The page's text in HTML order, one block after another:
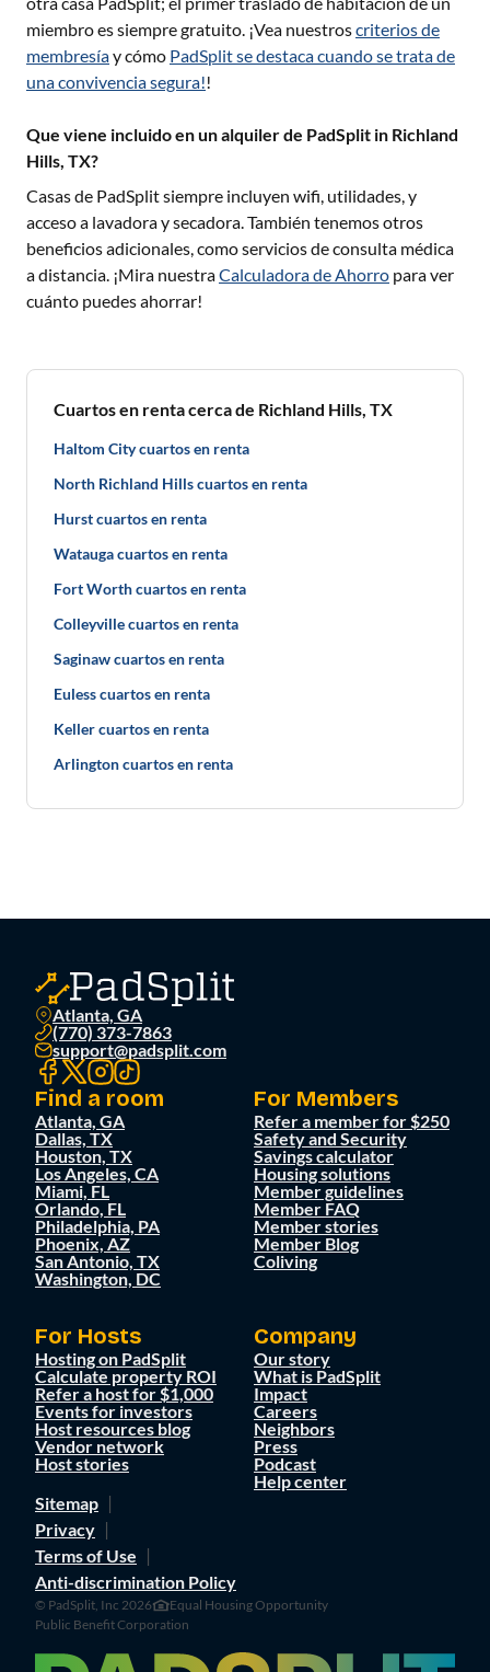
miembro es siempre gratuito. ¡Vea nuestroscriterios de
membresíay cómo PadSplit se destaca cuando se trata de
una convivencia segura!!
Que viene incluido en un alquiler de PadSplit in Richland
Hills, TX?
Casas de PadSplit siempre incluyen wifi, utilidades, y
acceso a lavadora y secadora. También tenemos otros
beneficios adicionales, como servicios de consulta médica
a distancia. ¡Mira nuestraCalculadora de Ahorro para ver
cuánto puedes ahorrar!
Cuartos en renta cerca de Richland Hills, TX
Haltom City cuartos en renta
North Richland Hills cuartos en renta
Hurst cuartos en renta
Watauga cuartos en renta
Fort Worth cuartos en renta
Colleyville cuartos en renta
Saginaw cuartos en renta
Euless cuartos en renta
Keller cuartos en renta
Arlington cuartos en renta
Atlanta, GA
(770) 373-7863
support@padsplit.com
Find a room
Atlanta, GA
Dallas, TX
Houston, TX
Los Angeles, CA
Miami, FL
Orlando, FL
Philadelphia, PA
Phoenix, AZ
San Antonio, TX
Washington, DC
For Members
Refer a member for $250
Safety and Security
Savings calculator
Housing solutions
Member guidelines
Member FAQ
Member stories
Member Blog
Coliving
For Hosts
Hosting on PadSplit
Calculate property ROI
Refer a host for $1,000
Events for investors
Host resources blog
Vendor network
Host stories
Company
Our story
What is PadSplit
Impact
Careers
Neighbors
Press
Podcast
Help center
Sitemap
Privacy
Terms of Use
Anti-discrimination Policy
© PadSplit, Inc 2026
Equal Housing Opportunity
Public Benefit Corporation